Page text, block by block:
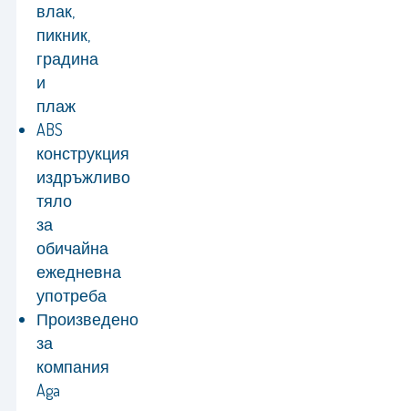
влак,
пикник,
градина
и
плаж
ABS
конструкция
издръжливо
тяло
за
обичайна
ежедневна
употреба
Произведено
за
компания
Aga